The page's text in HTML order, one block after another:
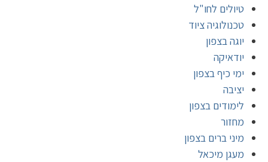
טיולים לחו"ל
טכנולוגיה ציוד
יוגה בצפון
יודאיקה
ימי כיף בצפון
יציבה
לימודים בצפון
מחזור
מיני ברים בצפון
מעגן מיכאל